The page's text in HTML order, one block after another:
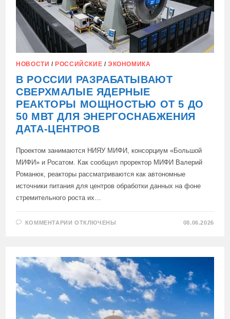
НОВОСТИ / РОССИЙСКИЕ /ЭКОНОМИКА
В РОССИИ РАЗРАБАТЫВАЮТ
СВЕРХМАЛЫЕ ЯДЕРНЫЕ
РЕАКТОРЫ МОЩНОСТЬЮ ОТ 5 ДО
50 МВТ ДЛЯ ЭНЕРГОСНАБЖЕНИЯ
ДАТА-ЦЕНТРОВ
Проектом занимаются НИЯУ МИФИ, консорциум «Большой
МИФИ» и Росатом. Как сообщил проректор МИФИ Валерий
Романюк, реакторы рассматриваются как автономные
источники питания для центров обработки данных на фоне
стремительного роста их…
КОММЕНТАРИИ К
СВЕРХМАЛЫЕ
ЯДЕРНЫЕ
РЕАКТОРЫ
МОЩНОСТЬЮ
ОТ
5
ДО
ДЛЯ
ОТКЛЮЧЕНЫ 08.06.2026